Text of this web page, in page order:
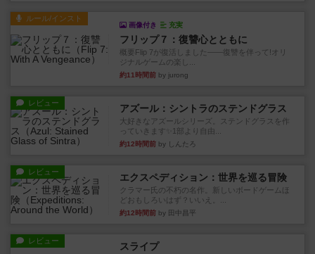
ルール/インスト
画像付き 充実
フリップ７：復讐心とともに
概要Flip 7が復活しました――復讐を伴って!オリ
ジナルゲームの楽し...
約11時間前 by jurong
レビュー アズール：シントラのステンドグラス
大好きなアズールシリーズ。ステンドグラスを作
っていきます✨1部より自由...
約12時間前 by しんたろ
レビュー エクスペディション：世界を巡る冒険
クラマー氏の不朽の名作。新しいボードゲームほ
どおもしろいはず？いいえ。...
約12時間前 by 田中昌平
レビュー スライプ